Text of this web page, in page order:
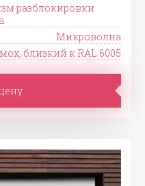
разблокировки
Микроволна
близкий к RAL 6005